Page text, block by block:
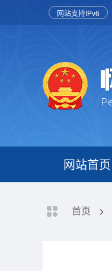
网站支持IPv6
网站首页
首页 >